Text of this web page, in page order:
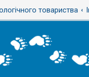
товариства